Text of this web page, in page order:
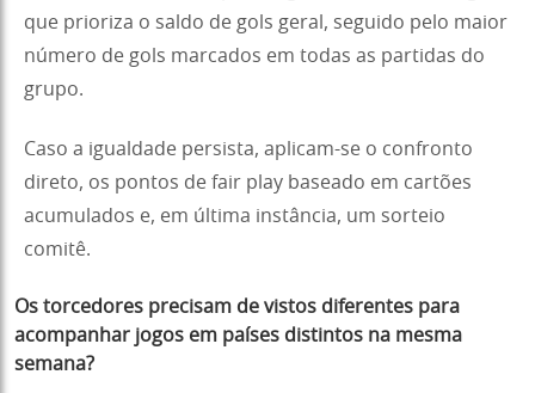
que prioriza o saldo de gols geral, seguido pelo maior
número de gols marcados em todas as partidas do
grupo.
Caso a igualdade persista, aplicam-se o confronto
direto, os pontos de fair play baseado em cartões
acumulados e, em última instância, um sorteio
comitê.
Os torcedores precisam de vistos diferentes para
acompanhar jogos em países distintos na mesma
semana?